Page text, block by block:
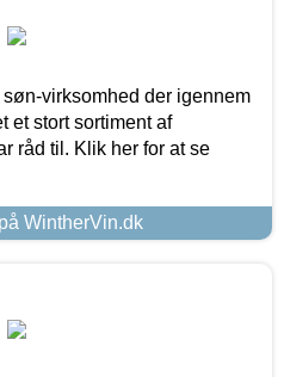
virksomhed der igennem
et stort sortiment af
råd til. Klik her for at se
WintherVin.dk